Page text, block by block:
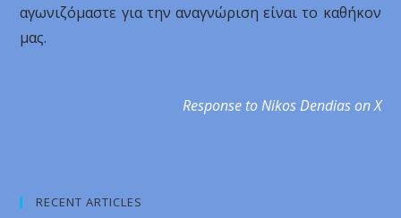
αγωνιζόμαστε για την αναγνώριση είναι το καθήκον
μας.
Response to Nikos Dendias on X
RECENT ARTICLES